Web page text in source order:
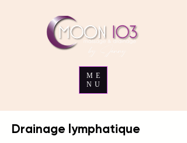
ME
NU
Drainage lymphatique